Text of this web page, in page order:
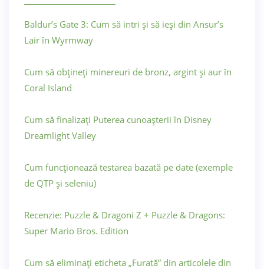
Baldur’s Gate 3: Cum să intri și să ieși din Ansur’s
Lair în Wyrmway
Cum să obțineți minereuri de bronz, argint și aur în
Coral Island
Cum să finalizați Puterea cunoașterii în Disney
Dreamlight Valley
Cum funcționează testarea bazată pe date (exemple
de QTP și seleniu)
Recenzie: Puzzle & Dragoni Z + Puzzle & Dragons:
Super Mario Bros. Edition
Cum să eliminați eticheta „Furată” din articolele din